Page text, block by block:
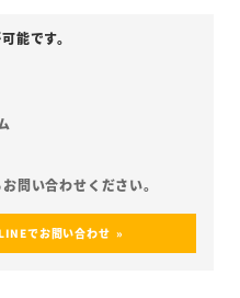
でお問い合わせ